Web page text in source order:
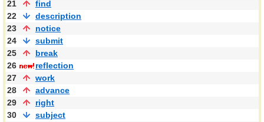
21
find
22
description
23
notice
24
submit
25
break
26
reflection
27
work
28
advance
29
right
30
subject